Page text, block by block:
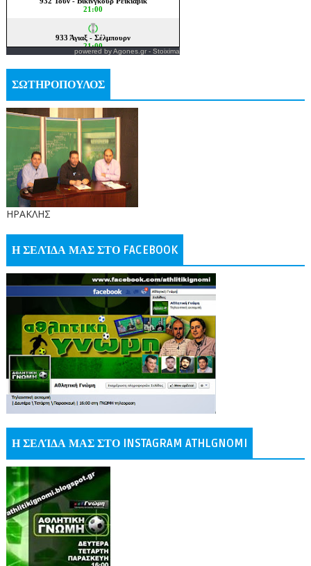
powered byAgones.gr- Stoixima
ΣΩΤΗΡΟΠΟΥΛΟΣ
ΗΡΑΚΛΗΣ
Η ΣΕΛΊΔΑ ΜΑΣ ΣΤΟ FACEBOOK
Η ΣΕΛΊΔΑ ΜΑΣ ΣΤΟ INSTAGRAM ATHLGNOMI